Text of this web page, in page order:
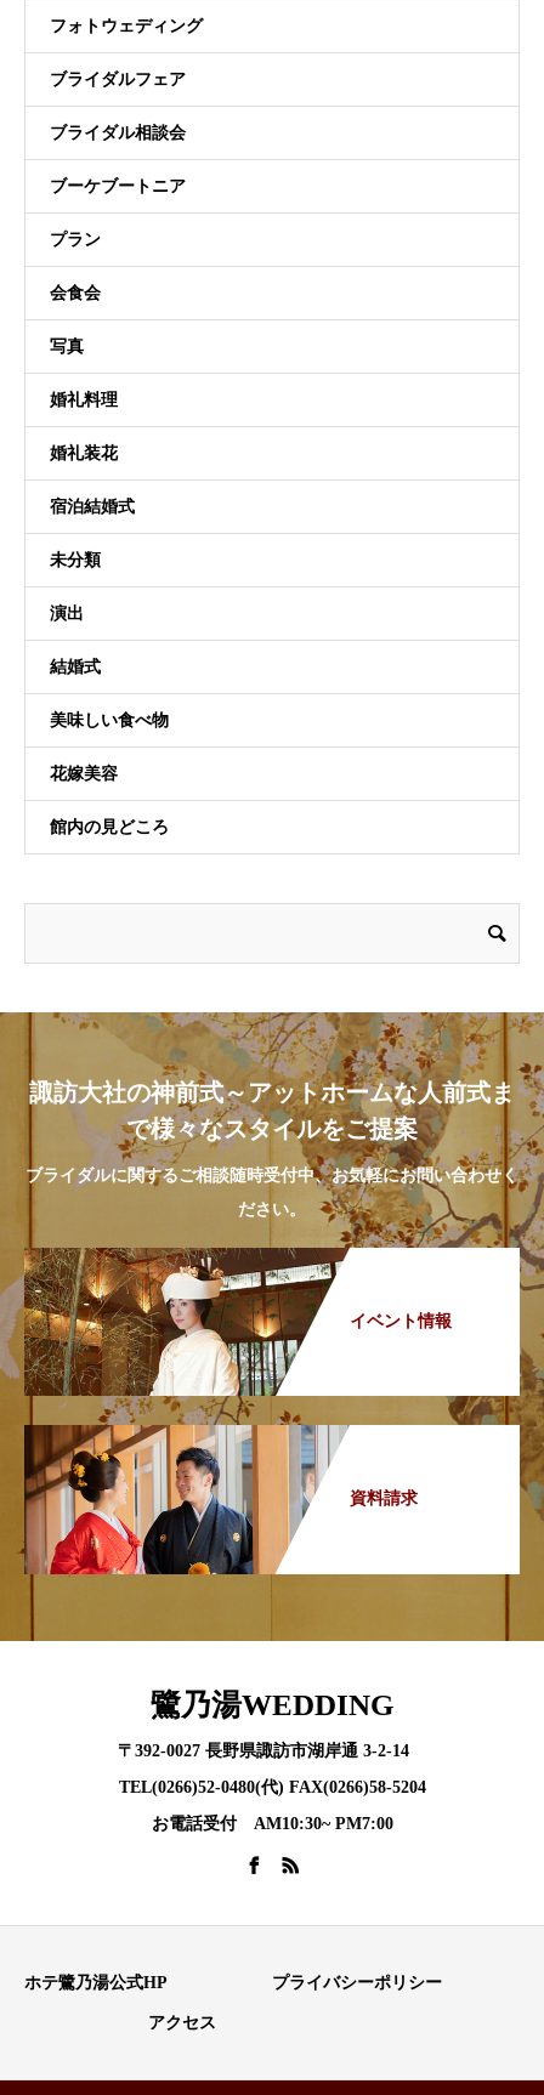
フォトウェディング
ブライダルフェア
ブライダル相談会
ブーケブートニア
プラン
会食会
写真
婚礼料理
婚礼装花
宿泊結婚式
未分類
演出
結婚式
美味しい食べ物
花嫁美容
館内の見どころ
諏訪大社の神前式～アットホームな人前式ま
で様々なスタイルをご提案
ブライダルに関するご相談随時受付中、お気軽にお問い合わせく
ださい。
イベント情報
資料請求
鷺乃湯WEDDING
〒392-0027 長野県諏訪市湖岸通 3-2-14
TEL(0266)52-0480(代) FAX(0266)58-5204
お電話受付 AM10:30~ PM7:00
ホテ鷺乃湯公式HP プライバシーポリシー
アクセス